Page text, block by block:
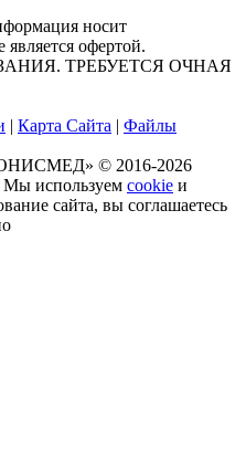
носит
офертой.
ТРЕБУЕТСЯ ОЧНАЯ
| Карта Сайта | Файлы
© 2016-2026
Мы используем cookie и
сайта, вы соглашаетесь